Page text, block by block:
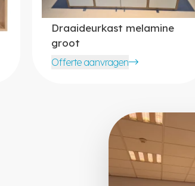
Draaideurkast melamine
groot
Offerte aanvragen